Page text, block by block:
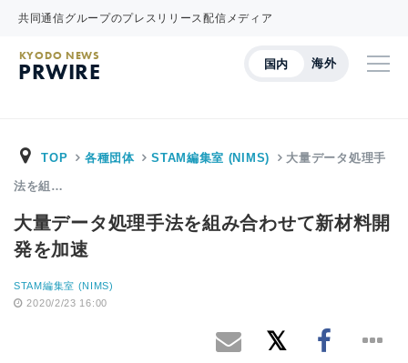
共同通信グループのプレスリリース配信メディア
国内 海外
KYODO NEWS
PRWIRE
TOP 各種団体 STAM編集室 (NIMS) 大量データ処理手
法を組…
大量データ処理手法を組み合わせて新材料開
発を加速
STAM編集室 (NIMS)
2020/2/23 16:00